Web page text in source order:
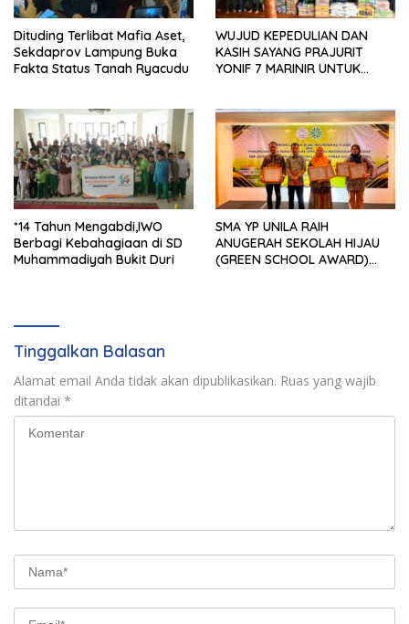
Dituding Terlibat Mafia Aset,
Sekdaprov Lampung Buka
Fakta Status Tanah Ryacudu
WUJUD KEPEDULIAN DAN
KASIH SAYANG PRAJURIT
YONIF 7 MARINIR UNTUK
*14 Tahun Mengabdi,IWO
Berbagi Kebahagiaan di SD
Muhammadiyah Bukit Duri
SMA YP UNILA RAIH
ANUGERAH SEKOLAH HIJAU
(GREEN SCHOOL AWARD)
Tinggalkan Balasan
Alamat email Anda tidak akan dipublikasikan. Ruas yang wajib
ditandai *